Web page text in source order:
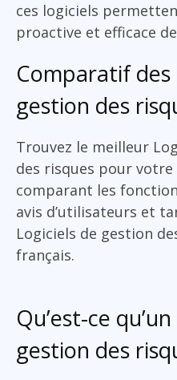
ces logiciels
proactive et efficace
Comparatif des
gestion des
Trouvez le meilleur
des risques pour
comparant les
avis d’utilisateurs et
Logiciels de gestion
français.
Qu’est-ce
gestion des